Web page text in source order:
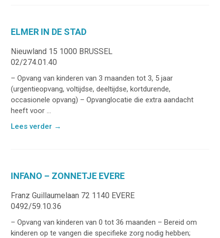
ELMER IN DE STAD
Nieuwland 15 1000 BRUSSEL
02/274.01.40
– Opvang van kinderen van 3 maanden tot 3, 5 jaar
(urgentieopvang, voltijdse, deeltijdse, kortdurende,
occasionele opvang) – Opvanglocatie die extra aandacht
heeft voor ...
Lees verder →
INFANO – ZONNETJE EVERE
Franz Guillaumelaan 72 1140 EVERE
0492/59.10.36
– Opvang van kinderen van 0 tot 36 maanden – Bereid om
kinderen op te vangen die specifieke zorg nodig hebben;